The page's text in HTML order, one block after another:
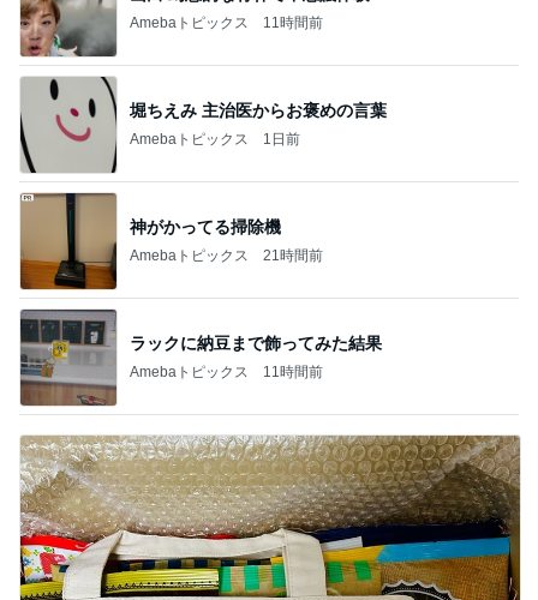
Amebaトピックス 11時間前
堀ちえみ 主治医からお褒めの言葉
Amebaトピックス 1日前
神がかってる掃除機
Amebaトピックス 21時間前
ラックに納豆まで飾ってみた結果
Amebaトピックス 11時間前